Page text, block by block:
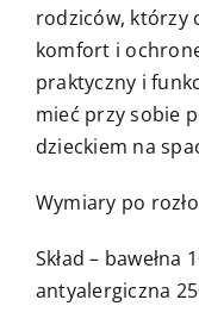
rodziców, którzy
komfort i
praktyczny i
mieć przy sobie
dzieckiem na
Wymiary po
Skład –
antyalergiczna